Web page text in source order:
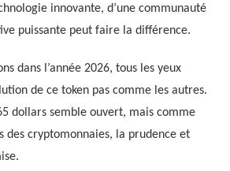
innovante, d’une communauté
puissante peut faire la différence.
dans l’année 2026, tous les yeux
de ce token pas comme les autres.
dollars semble ouvert, mais comme
des cryptomonnaies, la prudence et